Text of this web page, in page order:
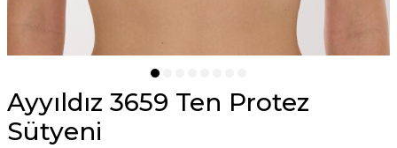
Ayyıldız 3659 Ten Protez
Sütyeni